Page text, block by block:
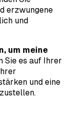
erzwungene
und
um meine
Sie es auf Ihrer
und eine